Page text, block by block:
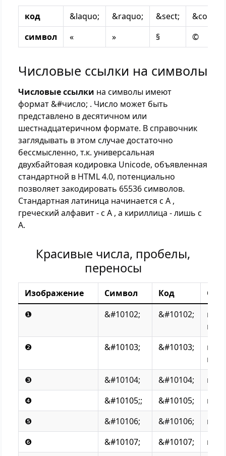
код &laquo; &raquo; &sect;
&copy;
символ
« » § ©
Числовые ссылки на символы
Числовые ссылки на символы имеют
формат &#число; . Число может быть
представлено в десятичном или
шестнадцатеричном формате. В справочник
заглядывать в этом случае достаточно
бессмысленно, т.к. универсальная
двухбайтовая кодировка Unicode, объявленная
стандартной в HTML 4.0, потенциально
позволяет закодировать 65536 символов.
Стандартная латиница начинается с A ,
греческий алфавит - с Α , а кириллица - лишь с
А.
Красивые числа, пробелы,
переносы
Изображение Символ Код
❶
&#10102; &#10102;
❷
&#10103; &#10103;
❸
&#10104; &#10104;
❹
&#10105;; &#10105;
❺
&#10106; &#10106;
❻
&#10107; &#10107;